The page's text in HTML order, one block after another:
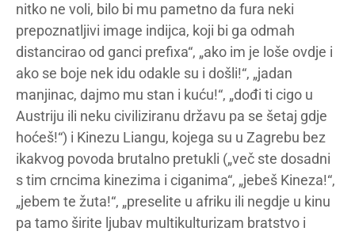
nitko ne voli, bilo bi mu pametno da fura neki
prepoznatljivi image indijca, koji bi ga odmah
distancirao od ganci prefixa“, „ako im je loše ovdje i
ako se boje nek idu odakle su i došli!“, „jadan
manjinac, dajmo mu stan i kuću!“, „dođi ti cigo u
Austriju ili neku civiliziranu državu pa se šetaj gdje
hoćeš!“) i Kinezu Liangu, kojega su u Zagrebu bez
ikakvog povoda brutalno pretukli („več ste dosadni
s tim crncima kinezima i ciganima“, „jebeš Kineza!“,
„jebem te žuta!“, „preselite u afriku ili negdje u kinu
pa tamo širite ljubav multikulturizam bratstvo i